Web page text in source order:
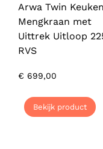
Arwa Twin Keuken
Mengkraan met
Uittrek Uitloop
RVS
€ 699,00
Bekijk product